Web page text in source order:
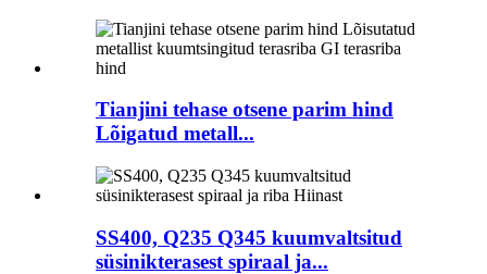
Tianjini tehase otsene parim hind
Lõigatud metall...
SS400, Q235 Q345 kuumvaltsitud
süsinikterasest spiraal ja...